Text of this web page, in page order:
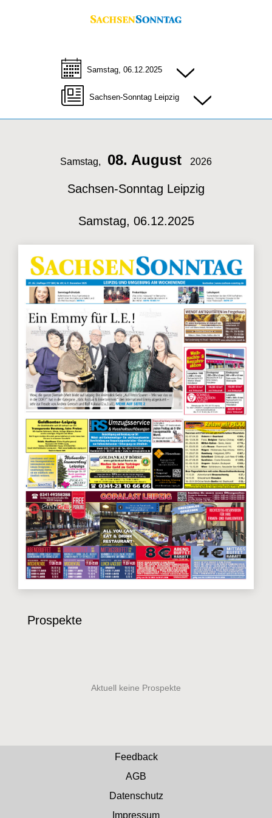
Samstag, 06.12.2025
Sachsen-Sonntag Leipzig
Samstag, 08. August 2026
Sachsen-Sonntag Leipzig
Samstag, 06.12.2025
Prospekte
Feedback
AGB
Datenschutz
Impressum